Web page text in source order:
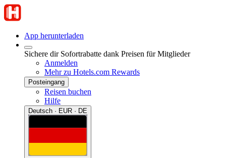
App herunterladen
Sichere dir Sofortrabatte dank Preisen für Mitglieder
Anmelden
Mehr zu Hotels.com Rewards
Posteingang
Reisen buchen
Hilfe
Deutsch · EUR · DE